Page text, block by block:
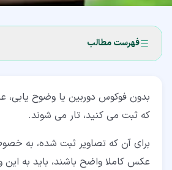
فهرست مطالب
۴‏- انواع فوکوس دوربین در حالت خودکار
بدون فوکوس دوربین یا وضوح
که ثبت می کنید، تار می شوند.
برای آن که تصاویر ثبت شده، به
عکس کاملا واضح باشند، باید به این